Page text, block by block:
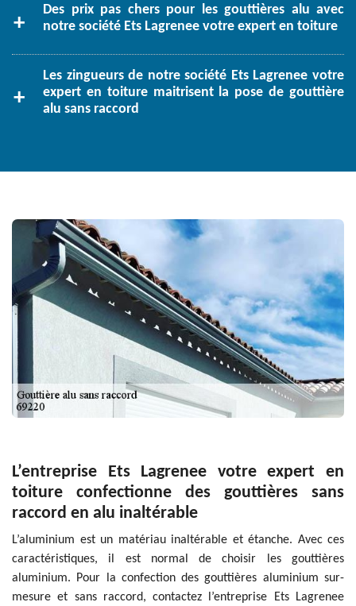
Des prix pas chers pour les gouttières alu avec
notre société Ets Lagrenee votre expert en toiture
Les zingueurs de notre société Ets Lagrenee votre
expert en toiture maitrisent la pose de gouttière
alu sans raccord
L’entreprise Ets Lagrenee votre expert en
toiture confectionne des gouttières sans
raccord en alu inaltérable
L’aluminium est un matériau inaltérable et étanche. Avec ces
caractéristiques, il est normal de choisir les gouttières
aluminium. Pour la confection des gouttières aluminium sur-
mesure et sans raccord, contactez l’entreprise Ets Lagrenee